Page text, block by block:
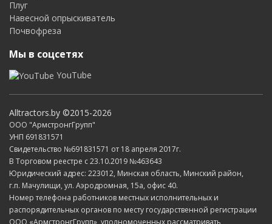
Плуг
Навесной опрыскиватель
Почвофреза
Мы в соцсетях
YouTube
Alltractors.by ©2015-2026
ООО "АрмстронгГрупп"
УНП 691831571
Свидетельство №691831571 от 18 апреля 2017г.
В Торговом реестре с 23.10.2019 №463643
Юридический адрес: 223012, Минская область, Минский район,
г.п. Мачулищи, ул. Аэродромная, 15а, офис 40.
Номер телефона работников местных исполнительных и
распорядительных органов по месту государственной регистрации
ООО «АрмстронгГрупп», уполномоченных рассматривать